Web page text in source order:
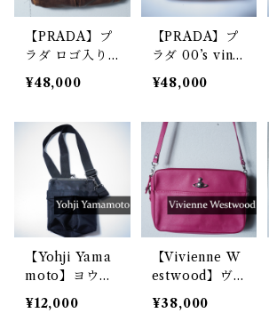
【PRADA】プ
ラダ ロゴ入り
レザーショルダ
ーバッグ brow
¥48,000
【PRADA】プ
ラダ 00’s vinta
ge VITELLO
SHINE レザー
ark green
¥48,000
【Yohji Yama
moto】ヨウジ
ヤマモト ”Gro
¥12,000
【Vivienne W
estwood】ヴ
ィヴィアンウエ
¥38,000